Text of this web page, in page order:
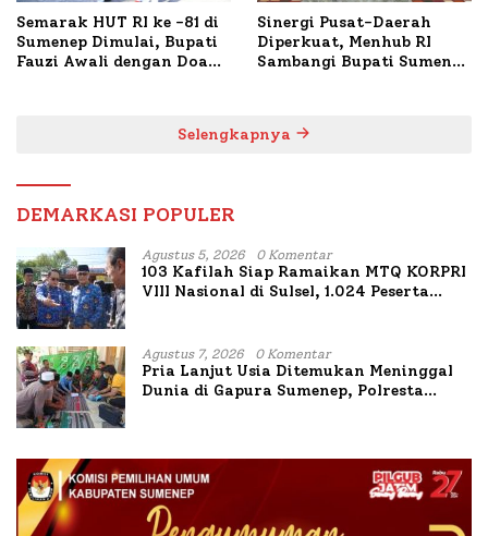
Semarak HUT RI ke -81 di
Sumenep Dimulai, Bupati
Fauzi Awali dengan Doa
Sinergi Pusat-Daerah
Diperkuat, Menhub RI
Sambangi Bupati Sumenep
Selengkapnya
DEMARKASI POPULER
Agustus 5, 2026 0 Komentar
103 Kafilah Siap Ramaikan MTQ KORPRI
VIII Nasional di Sulsel, 1.024 Peserta
Agustus 7, 2026 0 Komentar
Pria Lanjut Usia Ditemukan Meninggal
Dunia di Gapura Sumenep, Polresta